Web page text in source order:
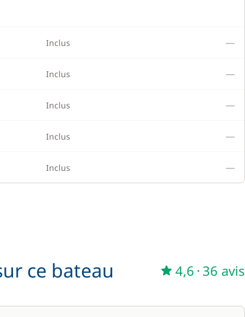
Inclus —
Inclus —
Inclus —
Inclus —
Inclus —
ce bateau 4,6 · 36 avis